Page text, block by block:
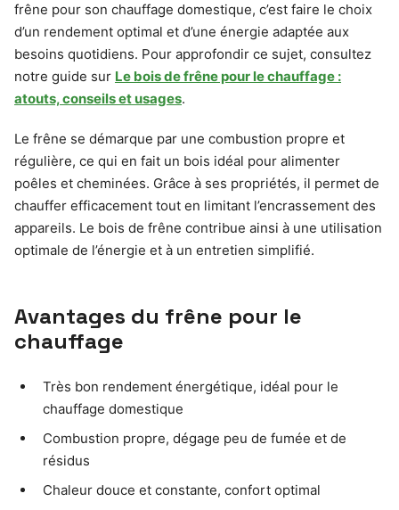
frêne pour son chauffage domestique, c’est faire le choix
d’un rendement optimal et d’une énergie adaptée aux
besoins quotidiens. Pour approfondir ce sujet, consultez
notre guide sur Le bois de frêne pour le chauffage :
atouts, conseils et usages.
Le frêne se démarque par une combustion propre et
régulière, ce qui en fait un bois idéal pour alimenter
poêles et cheminées. Grâce à ses propriétés, il permet de
chauffer efficacement tout en limitant l’encrassement des
appareils. Le bois de frêne contribue ainsi à une utilisation
optimale de l’énergie et à un entretien simplifié.
Avantages du frêne pour le
chauffage
Très bon rendement énergétique, idéal pour le
chauffage domestique
Combustion propre, dégage peu de fumée et de
résidus
Chaleur douce et constante, confort optimal